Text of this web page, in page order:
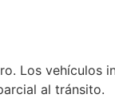
Los vehículos
al tránsito.